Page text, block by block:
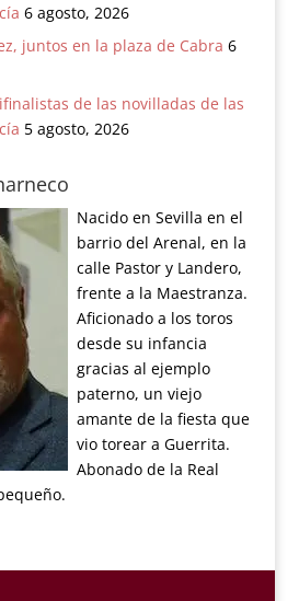
6 agosto, 2026
juntos en la plaza de Cabra 6
de las novilladas de las
5 agosto, 2026
Nacido en Sevilla en el
barrio del Arenal, en la
calle Pastor y Landero,
frente a la Maestranza.
Aficionado a los toros
desde su infancia
gracias al ejemplo
paterno, un viejo
amante de la fiesta que
vio torear a Guerrita.
Abonado de la Real